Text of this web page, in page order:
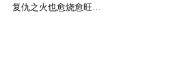
复仇之火也愈烧愈旺…